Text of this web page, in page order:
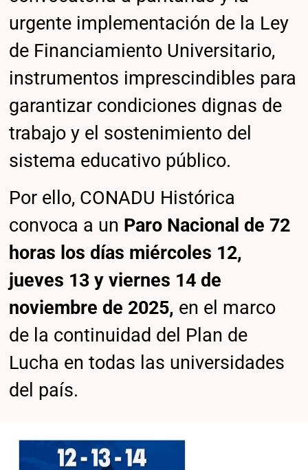
urgente implementación de la Ley
de Financiamiento Universitario,
instrumentos imprescindibles para
garantizar condiciones dignas de
trabajo y el sostenimiento del
sistema educativo público.
Por ello, CONADU Histórica
convoca a un Paro Nacional de 72
horas los días miércoles 12,
jueves 13 y viernes 14 de
noviembre de 2025, en el marco
de la continuidad del Plan de
Lucha en todas las universidades
del país.